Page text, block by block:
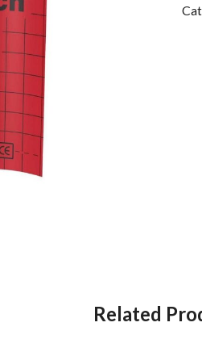
Related